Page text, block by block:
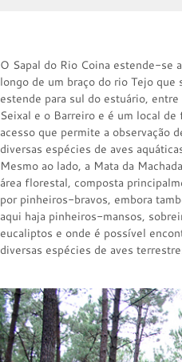
O Sapal do Rio Coina estende-se
longo de um braço do rio Tejo que
estende para sul do estuário, entre
Seixal e o Barreiro e é um local de
acesso que permite a observação
diversas espécies de aves
Mesmo ao lado, a Mata da
área florestal, composta
por pinheiros-bravos, embora
aqui haja pinheiros-mansos,
eucaliptos e onde é possível
diversas espécies de aves